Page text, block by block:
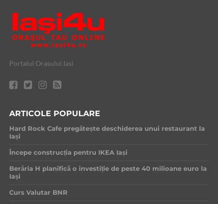
Portalul Orasului Iasi
ARTICOLE POPULARE
Hard Rock Cafe pregătește deschiderea unui restaurant la
Iași
Începe construcția pentru IKEA Iași
Berăria H planifică o investiție de peste 40 milioane euro la
Iași
Curs Valutar BNR